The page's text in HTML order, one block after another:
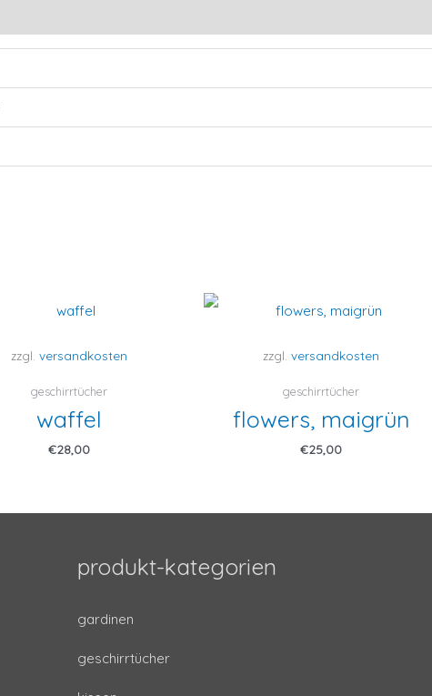
zzgl. versandkosten
geschirrtücher
waffel
€28,00
zzgl.versandkosten
geschirrtücher
flowers, maigrün
€25,00
produkt-kategorien
gardinen
geschirrtücher